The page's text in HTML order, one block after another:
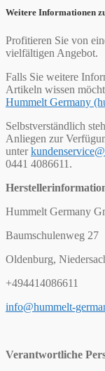
Weitere Informationen
Profitieren Sie von
vielfältigen Angebot.
Falls Sie weitere
Artikeln wissen
Hummelt Germany
Selbstverständlich
Anliegen zur
unter
0441 4086611.
Hummelt Germany
Baumschulenweg 27
Oldenburg,
+494414086611
info@hummelt-
Verantwortliche